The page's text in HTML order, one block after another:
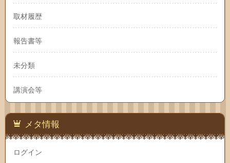
取材履歴
報告書等
未分類
講演会等
メタ情報
ログイン